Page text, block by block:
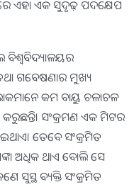
ଏହା ଏକ ସୁଦୃଢ଼ ପଦକ୍ଷେପ
ବିଶ୍ୱବିଦ୍ୟାଳୟର
ଗବେଷଣାର ମୁଖ୍ୟ
କମ ବାୟୁ ଚଳାଚଳ
କରୁଛନ୍ତି। ସଂକ୍ରମଣ ଏକ ମିଟର
ତେବେ ସଂକ୍ରମିତ
ଅଧିକ ଥାଏ ବୋଲି ସେ
ସୁସ୍ଥ ବ୍ୟକ୍ତି ସଂକ୍ରମିତ